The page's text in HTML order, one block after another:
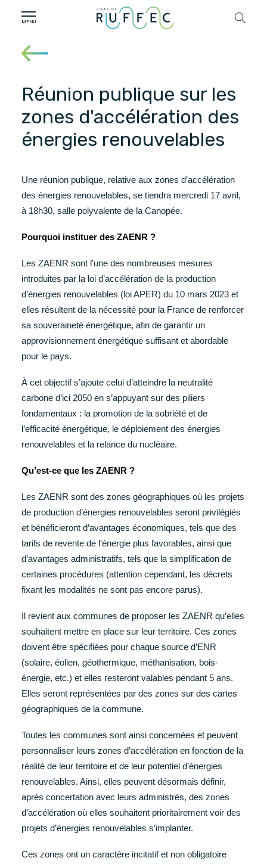
Réunion publique sur les
zones d'accélération des
énergies renouvelables
Une réunion publique, relative aux zones d’accélération
des énergies renouvelables, se tiendra mercredi 17 avril,
à 18h30, salle polyvalente de la Canopée.
Pourquoi instituer des ZAENR ?
Les ZAENR sont l’une des nombreuses mesures
introduites par la loi d’accélération de la production
d’énergies renouvelables (loi APER) du 10 mars 2023 et
elles résultent de la nécessité pour la France de renforcer
sa souveraineté énergétique, afin de garantir un
approvisionnement énergétique suffisant et abordable
pour le pays.
À cet objectif s’ajoute celui d’atteindre la neutralité
carbone d’ici 2050 en s’appuyant sur des piliers
fondamentaux : la promotion de la sobriété et de
l’efficacité énergétique, le déploiement des énergies
renouvelables et la relance du nucléaire.
Qu’est-ce que les ZAENR ?
Les ZAENR sont des zones géographiques où les projets
de production d’énergies renouvelables seront privilégiés
et bénéficieront d’avantages économiques, tels que des
tarifs de revente de l’énergie plus favorables, ainsi que
d’avantages administratifs, tels que la simplification de
certaines procédures (attention cependant, les décrets
fixant les modalités ne sont pas encore parus).
Il revient aux communes de proposer les ZAENR qu’elles
souhaitent mettre en place sur leur territoire. Ces zones
doivent être spécifiées pour chaque source d’ENR
(solaire, éolien, géothermique, méthanisation, bois-
énergie, etc.) et elles resteront valables pendant 5 ans.
Elles seront représentées par des zones sur des cartes
géographiques de la commune.
Toutes les communes sont ainsi concernées et peuvent
personnaliser leurs zones d’accélération en fonction de la
réalité de leur territoire et de leur potentiel d’énergies
renouvelables. Ainsi, elles peuvent désormais définir,
après concertation avec leurs administrés, des zones
d’accélération où elles souhaitent prioritairement voir des
projets d’énergies renouvelables s’implanter.
Ces zones ont un caractère incitatif et non obligatoire